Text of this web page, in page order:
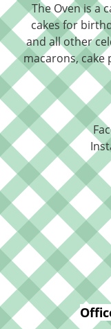
The Oven is a
cakes for
and all other
macarons, cake